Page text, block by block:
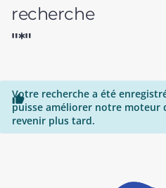
recherche
"*"

Votre recherche a été
puisse améliorer notre moteur
revenir plus tard.